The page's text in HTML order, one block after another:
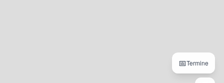
📅Termine